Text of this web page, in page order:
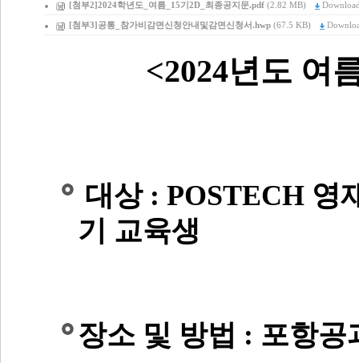
[첨부2]2024학년도_여름_15기2D_최종공지문.pdf (2.82 MB)
[첨부3]공통_참가비감면신청안내및감면신청서.hwp (67.5 KB)
<2024년도 여
대상 : POSTECH 영
기 교육생
장소 및 방법 : 포항